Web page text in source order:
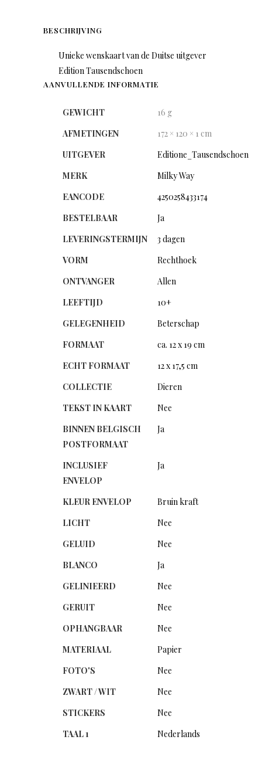
BESCHRIJVING
Unieke wenskaart van de Duitse uitgever
Edition Tausendschoen
AANVULLENDE INFORMATIE
GEWICHT
16 g
AFMETINGEN
172 × 120 × 1 cm
UITGEVER
Editione_Tausendschoen
MERK
Milky Way
EANCODE
4250258433174
BESTELBAAR
Ja
LEVERINGSTERMIJN
3 dagen
VORM
Rechthoek
ONTVANGER
Allen
LEEFTIJD
10+
GELEGENHEID
Beterschap
FORMAAT
ca. 12 x 19 cm
ECHT FORMAAT
12 x 17,5 cm
COLLECTIE
Dieren
TEKST IN KAART
Nee
BINNEN BELGISCH
POSTFORMAAT
Ja
INCLUSIEF
ENVELOP
Ja
KLEUR ENVELOP
Bruin kraft
LICHT
Nee
GELUID
Nee
BLANCO
Ja
GELINIEERD
Nee
GERUIT
Nee
OPHANGBAAR
Nee
MATERIAAL
Papier
FOTO'S
Nee
ZWART / WIT
Nee
STICKERS
Nee
TAAL 1
Nederlands